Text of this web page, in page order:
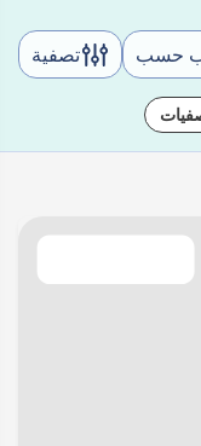
حسب تصفية